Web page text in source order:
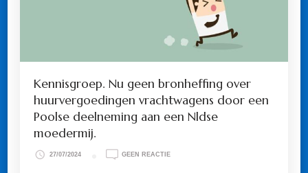
Kennisgroep. Nu geen bronheffing over
huurvergoedingen vrachtwagens door een
Poolse deelneming aan een Nldse
moedermij.
27/07/2024 GEEN REACTIEOP